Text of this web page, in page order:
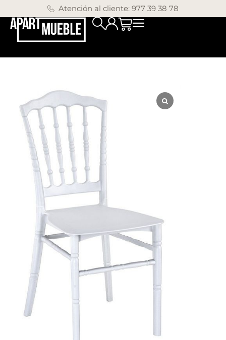
Atención al cliente: 977 39 38 78